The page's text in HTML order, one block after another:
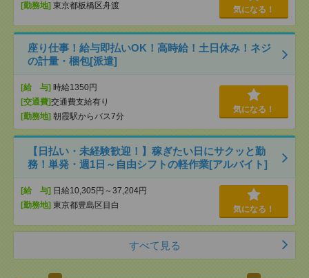
[勤務地] 東京都板橋区舟渡 気になる！
座り仕事！給与即払いOK！高時給！土日休み！ネジ
の計量・梱包[派遣]
[給 与] 時給1350円
[交通費]交通費支給有り
[勤務地] 朝霞駅からバス7分
気になる！
【日払い・未経験歓迎！】稼ぎたい日にサクッと勤
務！単発・週1日～自由シフトの軽作業[アルバイト]
[給 与] 日給10,305円～37,204円
[勤務地] 東京都豊島区目白 気になる！
すべて見る